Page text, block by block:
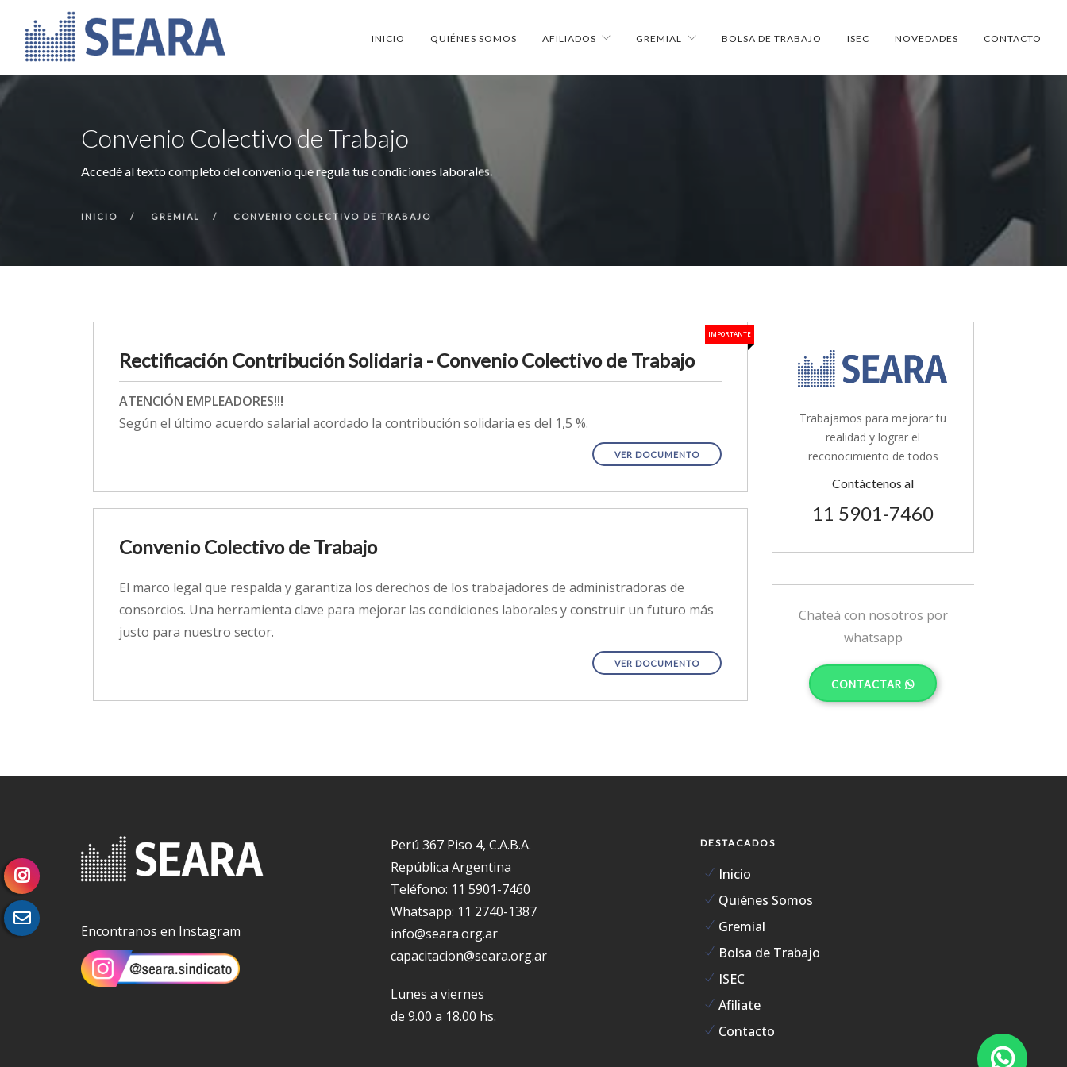
INICIO QUIÉNES SOMOS AFILIADOS GREMIAL BOLSA DE TRABAJO ISEC NOVEDADES CONTACTO
Convenio Colectivo de Trabajo
Accedé al texto completo del convenio que regula tus condiciones laborales.
INICIO GREMIAL CONVENIO COLECTIVO DE TRABAJO
IMPORTANTE
Rectificación Contribución Solidaria - Convenio Colectivo de Trabajo
ATENCIÓN EMPLEADORES!!!
Según el último acuerdo salarial acordado la contribución solidaria es del 1,5 %.
VER DOCUMENTO
Convenio Colectivo de Trabajo
El marco legal que respalda y garantiza los derechos de los trabajadores de administradoras de
consorcios. Una herramienta clave para mejorar las condiciones laborales y construir un futuro más
justo para nuestro sector.
VER DOCUMENTO
Trabajamos para mejorar tu
realidad y lograr el
reconocimiento de todos
Contáctenos al
11 5901-7460
Chateá con nosotros por
whatsapp
CONTACTAR
Encontranos en Instagram
Perú 367 Piso 4, C.A.B.A.
República Argentina
Teléfono: 11 5901-7460
Whatsapp: 11 2740-1387
info@seara.org.ar
capacitacion@seara.org.ar
Lunes a viernes
de 9.00 a 18.00 hs.
DESTACADOS
Inicio
Quiénes Somos
Gremial
Bolsa de Trabajo
ISEC
Afiliate
Contacto